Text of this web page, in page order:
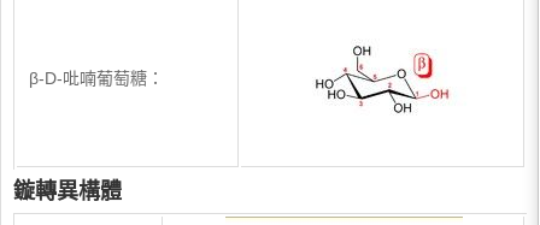
β-D-吡喃葡萄糖：
鏇轉異構體